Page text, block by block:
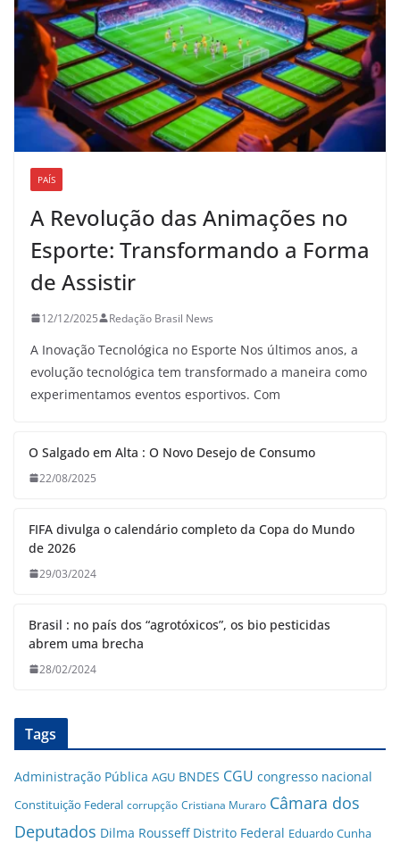
PAÍS
A Revolução das Animações no
Esporte: Transformando a Forma
de Assistir
12/12/2025 Redação Brasil News
A Inovação Tecnológica no Esporte Nos últimos anos, a
evolução tecnológica tem transformado a maneira como
experimentamos eventos esportivos. Com
O Salgado em Alta : O Novo Desejo de Consumo
22/08/2025
FIFA divulga o calendário completo da Copa do Mundo
de 2026
29/03/2024
Brasil : no país dos “agrotóxicos”, os bio pesticidas
abrem uma brecha
28/02/2024
Tags
Administração Pública AGU BNDES CGU congresso nacional
Constituição Federal corrupção Cristiana Muraro Câmara dos
Deputados Dilma Rousseff Distrito Federal Eduardo Cunha